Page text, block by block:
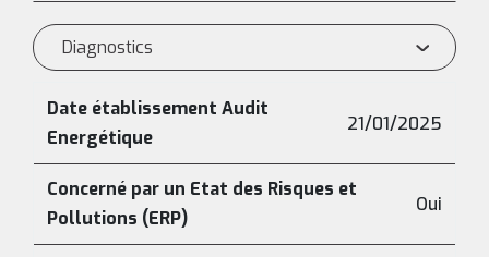
Diagnostics
Date établissement Audit
Energétique
21/01/2025
Concerné par un Etat des Risques et
Pollutions (ERP)
Oui